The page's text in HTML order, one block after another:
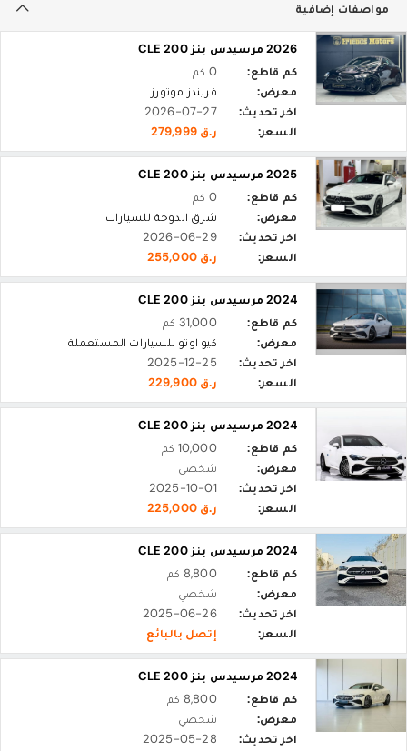
مواصفات إضافية
2026 مرسيدس بنز CLE 200
كم قاطع:
0 كم
معرض:
فريندز موتورز
اخر تحديث:
2026-07-27
السعر:
ر.ق 279,999
2025 مرسيدس بنز CLE 200
كم قاطع:
0 كم
معرض:
شرق الدوحة للسيارات
اخر تحديث:
2026-06-29
السعر:
ر.ق 255,000
2024 مرسيدس بنز CLE 200
كم قاطع:
31,000 كم
معرض:
كيو اوتو للسيارات المستعملة
اخر تحديث:
2025-12-25
السعر:
ر.ق 229,900
2024 مرسيدس بنز CLE 200
كم قاطع:
10,000 كم
معرض:
شخصي
اخر تحديث:
2025-10-01
السعر:
ر.ق 225,000
2024 مرسيدس بنز CLE 200
كم قاطع:
8,800 كم
معرض:
شخصي
اخر تحديث:
2025-06-26
السعر:
إتصل بالبائع
2024 مرسيدس بنز CLE 200
كم قاطع:
8,800 كم
معرض:
شخصي
اخر تحديث:
2025-05-28